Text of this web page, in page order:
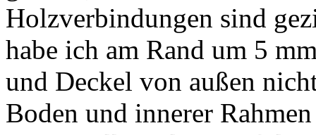
Holzverbindungen sind
habe ich am Rand um 5
und Deckel von außen
Boden und innerer